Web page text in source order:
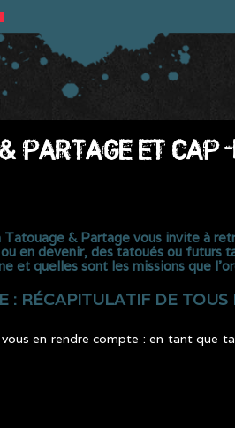
PARTAGE ET CAP-
& Partage vous invite à
en devenir, des tatoués ou futurs
et quelles sont les missions que
: RÉCAPITULATIF DE
en rendre compte : en tant que